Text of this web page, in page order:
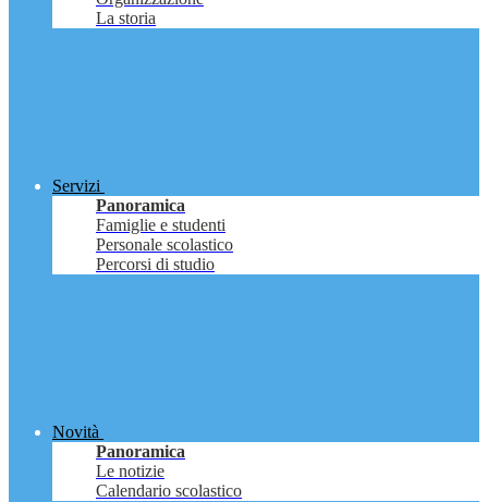
La storia
Servizi
Panoramica
Famiglie e studenti
Personale scolastico
Percorsi di studio
Novità
Panoramica
Le notizie
Calendario scolastico